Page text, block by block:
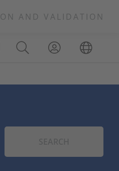
AND VALIDATION